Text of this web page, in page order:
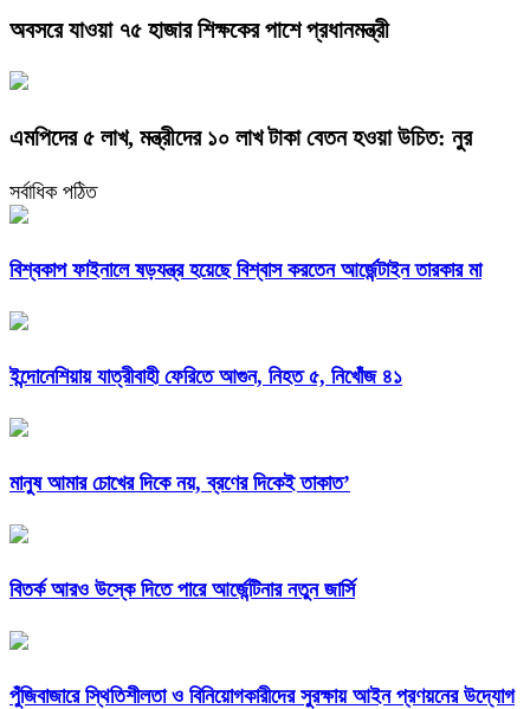
অবসরে যাওয়া ৭৫ হাজার শিক্ষকের পাশে প্রধানমন্ত্রী
এমপিদের ৫ লাখ, মন্ত্রীদের ১০ লাখ টাকা বেতন হওয়া উচিত: নুর
সর্বাধিক পঠিত
বিশ্বকাপ ফাইনালে ষড়যন্ত্র হয়েছে বিশ্বাস করতেন আর্জেন্টাইন তারকার মা
ইন্দোনেশিয়ায় যাত্রীবাহী ফেরিতে আগুন, নিহত ৫, নিখোঁজ ৪১
মানুষ আমার চোখের দিকে নয়, ব্রণের দিকেই তাকাত’
বিতর্ক আরও উস্কে দিতে পারে আর্জেন্টিনার নতুন জার্সি
পুঁজিবাজারে স্থিতিশীলতা ও বিনিয়োগকারীদের সুরক্ষায় আইন প্রণয়নের উদ্যোগ